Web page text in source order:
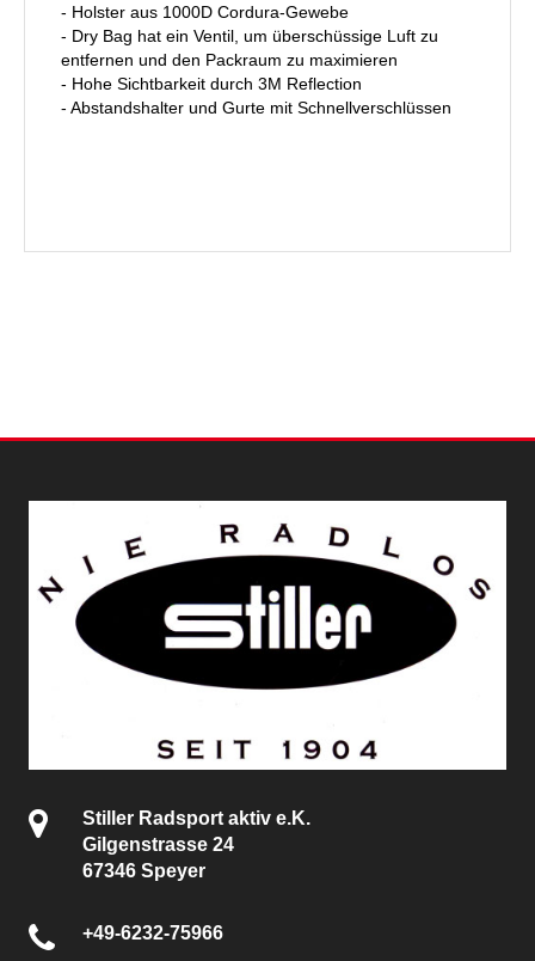
- Holster aus 1000D Cordura-Gewebe
- Dry Bag hat ein Ventil, um überschüssige Luft zu
entfernen und den Packraum zu maximieren
- Hohe Sichtbarkeit durch 3M Reflection
- Abstandshalter und Gurte mit Schnellverschlüssen
Stiller Radsport aktiv e.K.
Gilgenstrasse 24
67346 Speyer
+49-6232-75966